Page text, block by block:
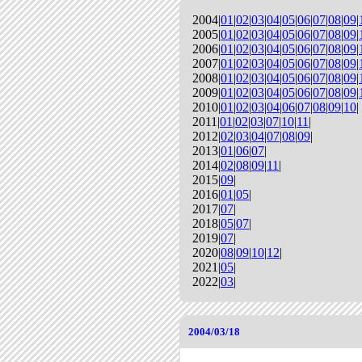
2004|01 |02|03|04|05|06|07|08|09|
2005|01 |02|03|04|05|06|07|08|09|
2006|01 |02|03|04|05|06|07|08|09|
2007|01 |02|03|04|05|06|07|08|09|
2008|01 |02|03|04|05|06|07|08|09|
2009|01 |02|03|04|05|06|07|08|09|
2010|01 |02|03|04|06|07|08|09|10|
2011|01 |02|03|07|10|11 |
2012|02|03|04|07|08|09|
2013|01 |06|07|
2014|02|08|09|11 |
2015|09|
2016|01 |05|
2017|07|
2018|05|07|
2019|07|
2020|08|09|10|12|
2021|05|
2022|03|
2004/03/18